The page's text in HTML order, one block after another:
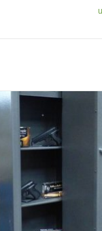
- handvuurwapens- munitie
- verstelbare legborden
AAN